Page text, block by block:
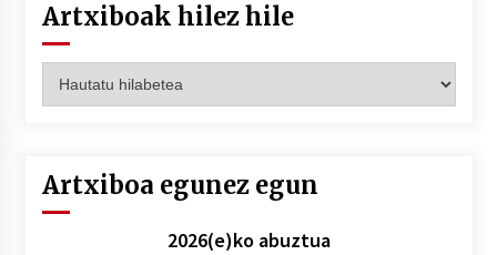
Artxiboak hilez hile
hilez
Artxiboa egunez egun
2026(e)ko abuztua